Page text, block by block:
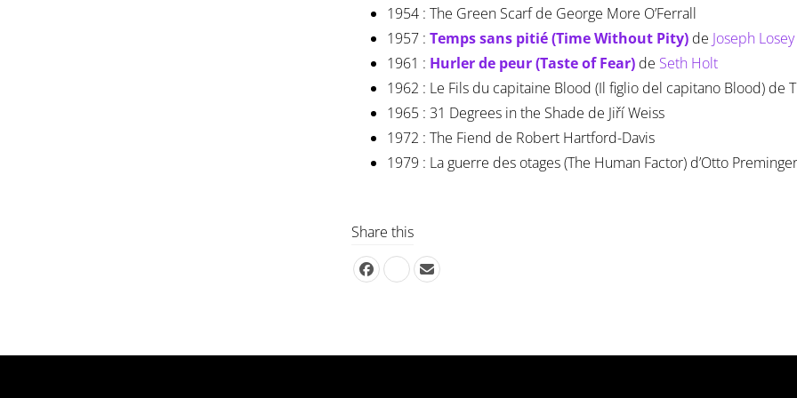
1954 : The Green Scarf de George More O’Ferrall
1957 : Temps sans pitié (Time Without Pity) de Joseph Losey
1961 : Hurler de peur (Taste of Fear) de Seth Holt
1962 : Le Fils du capitaine Blood (Il figlio del capitano Blood) de
1965 : 31 Degrees in the Shade de Jiří Weiss
1972 : The Fiend de Robert Hartford-Davis
1979 : La guerre des otages (The Human Factor) d’Otto Preminger
Share this